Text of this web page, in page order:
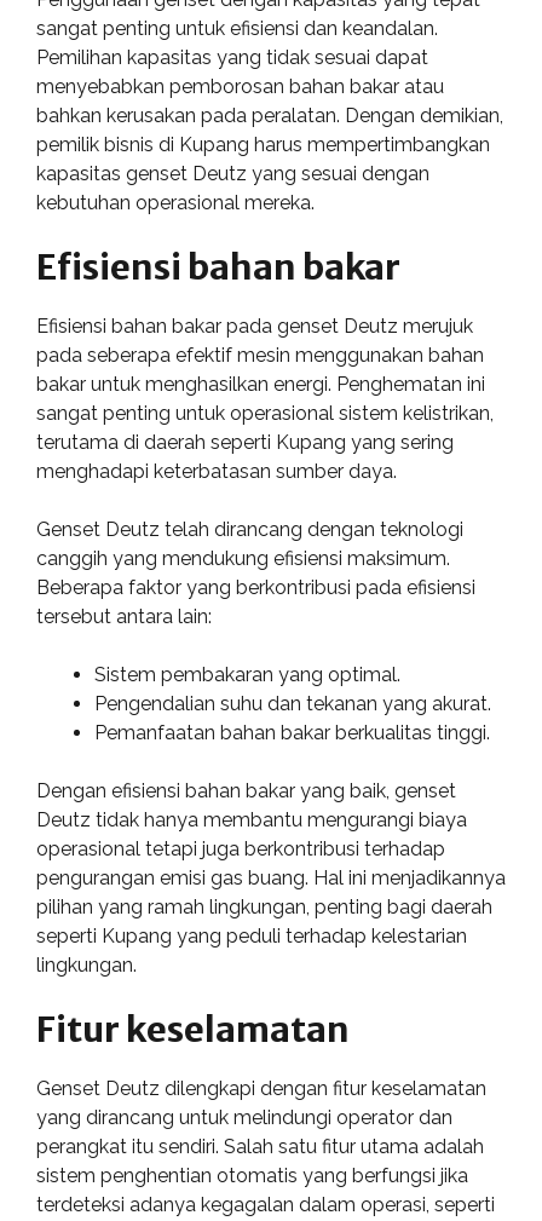
sangat penting untuk efisiensi dan keandalan.
Pemilihan kapasitas yang tidak sesuai dapat
menyebabkan pemborosan bahan bakar atau
bahkan kerusakan pada peralatan. Dengan demikian,
pemilik bisnis di Kupang harus mempertimbangkan
kapasitas genset Deutz yang sesuai dengan
kebutuhan operasional mereka.
Efisiensi bahan bakar
Efisiensi bahan bakar pada genset Deutz merujuk
pada seberapa efektif mesin menggunakan bahan
bakar untuk menghasilkan energi. Penghematan ini
sangat penting untuk operasional sistem kelistrikan,
terutama di daerah seperti Kupang yang sering
menghadapi keterbatasan sumber daya.
Genset Deutz telah dirancang dengan teknologi
canggih yang mendukung efisiensi maksimum.
Beberapa faktor yang berkontribusi pada efisiensi
tersebut antara lain:
Sistem pembakaran yang optimal.
Pengendalian suhu dan tekanan yang akurat.
Pemanfaatan bahan bakar berkualitas tinggi.
Dengan efisiensi bahan bakar yang baik, genset
Deutz tidak hanya membantu mengurangi biaya
operasional tetapi juga berkontribusi terhadap
pengurangan emisi gas buang. Hal ini menjadikannya
pilihan yang ramah lingkungan, penting bagi daerah
seperti Kupang yang peduli terhadap kelestarian
lingkungan.
Fitur keselamatan
Genset Deutz dilengkapi dengan fitur keselamatan
yang dirancang untuk melindungi operator dan
perangkat itu sendiri. Salah satu fitur utama adalah
sistem penghentian otomatis yang berfungsi jika
terdeteksi adanya kegagalan dalam operasi, seperti